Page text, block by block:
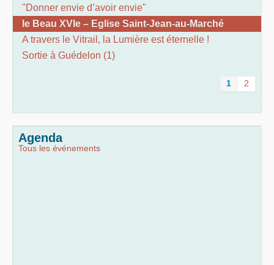
"Donner envie d’avoir envie"
le Beau XVIe – Eglise Saint-Jean-au-Marché
A travers le Vitrail, la Lumière est éternelle !
Sortie à Guédelon (1)
1 2
Agenda
Tous les événements